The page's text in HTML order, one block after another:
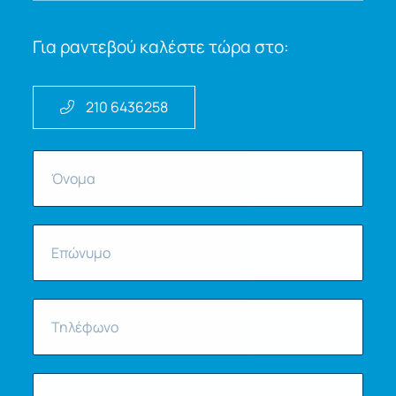
Για ραντεβού καλέστε τώρα στο:
210 6436258